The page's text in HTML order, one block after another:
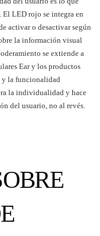
LED rojo se integra en
activar o desactivar según
la información visual
se extiende a
Ear y los productos
la funcionalidad
la individualidad y hace
del usuario, no al revés.